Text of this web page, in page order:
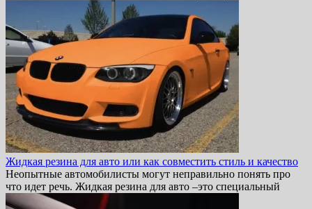
Жидкая резина для авто или как совместить стиль и качество
Неопытные автомобилисты могут неправильно понять про
что идет речь. Жидкая резина для авто –это специальный